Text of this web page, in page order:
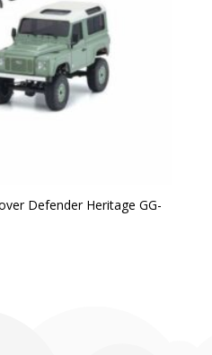
Defender Heritage GG-